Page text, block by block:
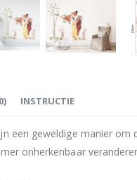
een geweldige manier
onherkenbaar
0) INSTRUCTIE